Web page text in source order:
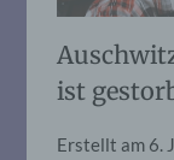
ist
Erstellt am 6.